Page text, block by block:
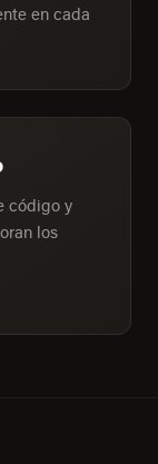
en cada
código y
los